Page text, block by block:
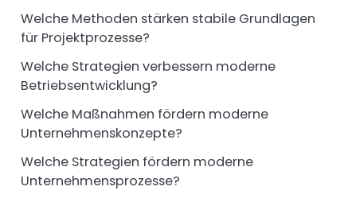
Welche Methoden stärken stabile Grundlagen
für Projektprozesse?
Welche Strategien verbessern moderne
Betriebsentwicklung?
Welche Maßnahmen fördern moderne
Unternehmenskonzepte?
Welche Strategien fördern moderne
Unternehmensprozesse?